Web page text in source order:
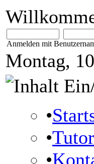
Anmelden mit
Montag,
•
•
•